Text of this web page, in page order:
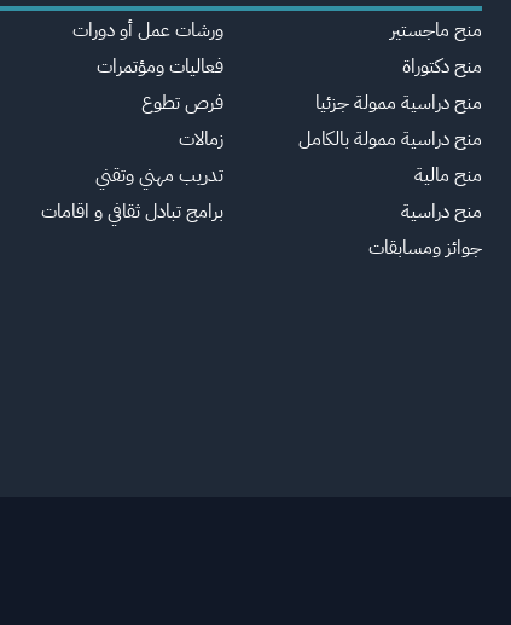
منح ماجستير
منح دكتوراة
منح دراسية ممولة جزئيا
منح دراسية ممولة بالكامل
منح مالية
منح دراسية
جوائز ومسابقات
ورشات عمل أو دورات
فعاليات ومؤتمرات
فرص تطوع
زمالات
تدريب مهني وتقني
برامج تبادل ثقافي و اقامات